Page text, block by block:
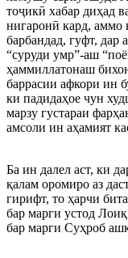
тоҷикӣ хабар диҳад
нигаронӣ кард, аммо
барбандад, гуфт, дар
“суруди умр”-аш
ҳаммиллатонаш
баррасии афкори ин
ки падидаҳое чун
марзу густараи
амсоли ин аҳамият
Ба ин далел аст, ки
қалам оромиро аз
гирифт, то ҳарчи
бар марги устод
бар марги Суҳроб